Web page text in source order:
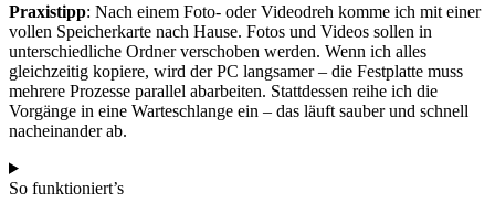
Praxistipp: Nach einem Foto- oder Videodreh komme ich mit einer
vollen Speicherkarte nach Hause. Fotos und Videos sollen in
unterschiedliche Ordner verschoben werden. Wenn ich alles
gleichzeitig kopiere, wird der PC langsamer – die Festplatte muss
mehrere Prozesse parallel abarbeiten. Stattdessen reihe ich die
Vorgänge in eine Warteschlange ein – das läuft sauber und schnell
nacheinander ab.
So funktioniert’s